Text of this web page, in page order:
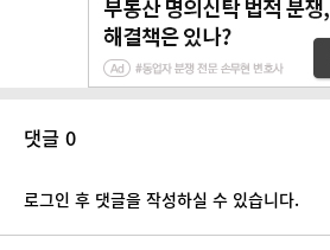
댓글 0
로그인 후 댓글을 작성하실 수 있습니다.